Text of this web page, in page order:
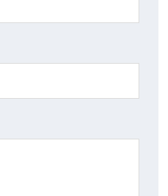
Fräser und